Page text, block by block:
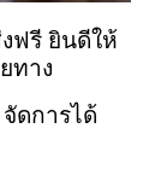
ฟรี ยินดีให้
ทาง
จัดการได้